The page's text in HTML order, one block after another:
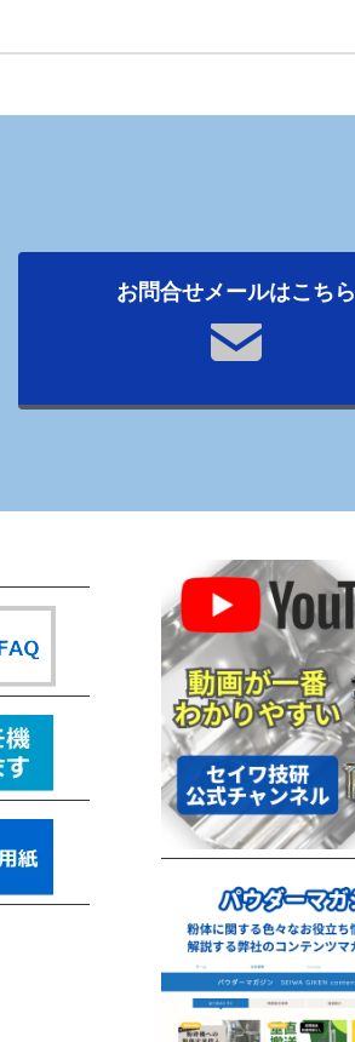
お問合せメールはこちら